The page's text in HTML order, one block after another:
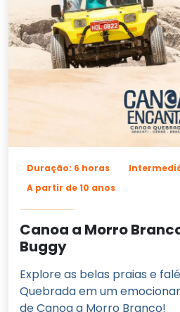
Duração: 6 horas
A partir de 10 anos
Canoa a Morro
Buggy
Explore as belas praias e
Quebrada em um
de Canoa a Morro Branco!